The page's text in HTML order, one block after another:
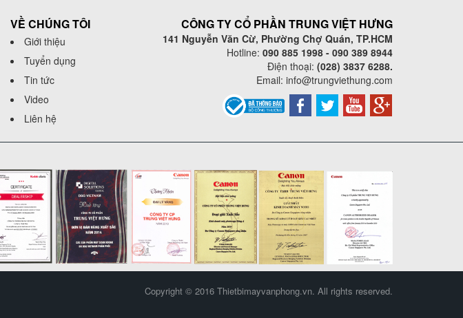
VỀ CHÚNG TÔI
Giới thiệu
Tuyển dụng
Tin tức
Video
Liên hệ
CÔNG TY CỔ PHẦN TRUNG VIỆT HƯNG
141 Nguyễn Văn Cừ, Phường Chợ Quán, TP.HCM
Hotline: 090 885 1998 - 090 389 8944
Điện thoại: (028) 3837 6288.
Email: info@trungviethung.com
Copyright © 2016 Thietbimayvanphong.vn. All rights reserved.